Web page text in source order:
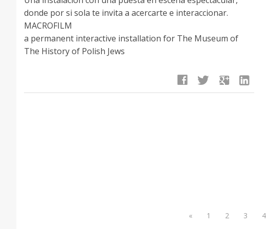
donde por si sola te invita a acercarte e interaccionar.
MACROFILM
a permanent interactive installation for The Museum of
The History of Polish Jews
facebook twitter google linkedin
« 1 2 3 4